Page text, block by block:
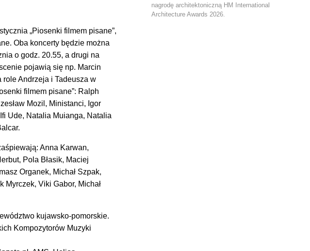
„Piosenki filmem pisane”,
Oba koncerty będzie można
o godz. 20.55, a drugi na
pojawią się np. Marcin
Andrzeja i Tadeusza w
filmem pisane”: Ralph
Mozil, Ministanci, Igor
Ude, Natalia Muianga, Natalia
Anna Karwan,
Pola Błasik, Maciej
Organek, Michał Szpak,
Myrczek, Viki Gabor, Michał
kujawsko-pomorskie.
Kompozytorów Muzyki
nagrodę architektoniczną HM International
Architecture Awards 2026.